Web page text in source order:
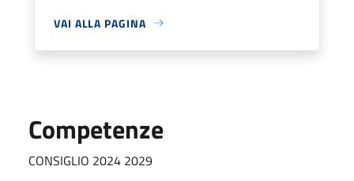
VAI ALLA PAGINA
Competenze
CONSIGLIO 2024 2029